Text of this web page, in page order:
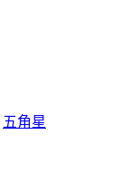
五角星